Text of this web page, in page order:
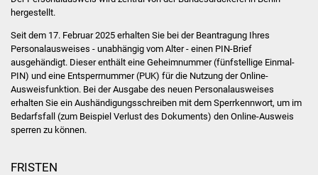
Veranstaltungen
Stadtfest
Ostermarkt
Einrichtungen
hergestellt.
Seit dem 17. Februar 2025 erhalten Sie beider Beantragung Ihres
Personalausweises - unabhängig vom Alter - einen PIN-Brief
ausgehändigt. Dieser enthält eine Geheimnummer (fünfstellige Einmal -
PIN) und eineEntsperrnummer (PUK) für die Nutzung der Online-
Ausweisfunktion. Bei der Ausgabe des neuen Personalausweises
erhalten Sie ein Aushändigungsschreiben mit dem Sperrkennwort, um im
Bedarfsfall (zum Beispiel Verlust des Dokuments) den Online-Ausweis
sperren zu können.
FRISTEN